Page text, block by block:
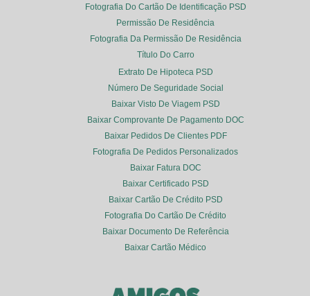
Fotografia Do Cartão De Identificação PSD
Permissão De Residência
Fotografia Da Permissão De Residência
Título Do Carro
Extrato De Hipoteca PSD
Número De Seguridade Social
Baixar Visto De Viagem PSD
Baixar Comprovante De Pagamento DOC
Baixar Pedidos De Clientes PDF
Fotografia De Pedidos Personalizados
Baixar Fatura DOC
Baixar Certificado PSD
Baixar Cartão De Crédito PSD
Fotografia Do Cartão De Crédito
Baixar Documento De Referência
Baixar Cartão Médico